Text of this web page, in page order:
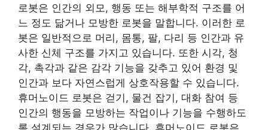
로봇은 인간의 외모, 행동 또는 해부학적 구조를 어
느 정도 닮거나 모방한 로봇을 말합니다. 이러한 로
봇은 일반적으로 머리, 몸통, 팔, 다리 등 인간과 유
사한 신체 구조를 가지고 있습니다. 또한 시각, 청
각, 촉각과 같은 감각 기능을 갖추고 있어 환경 및
인간과 보다 자연스럽게 상호작용할 수 있습니다.
휴머노이드 로봇은 걷기, 물건 잡기, 대화 참여 등
인간의 행동을 모방하는 작업이나 기능을 수행하도
록 설계되는 경우가 많습니다. 휴머노이드 로봇은